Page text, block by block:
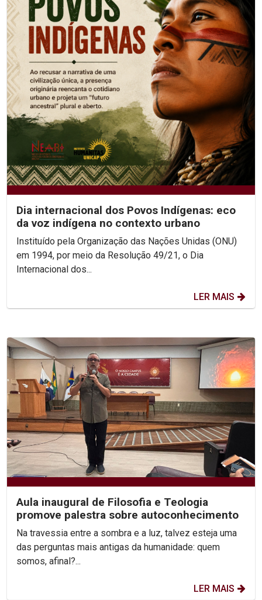
Dia internacional dos Povos Indígenas: eco
da voz indígena no contexto urbano
Instituído pela Organização das Nações Unidas (ONU)
em 1994, por meio da Resolução 49/21, o Dia
Internacional dos...
LER MAIS
Aula inaugural de Filosofia e Teologia
promove palestra sobre autoconhecimento
Na travessia entre a sombra e a luz, talvez esteja uma
das perguntas mais antigas da humanidade: quem
somos, afinal?...
LER MAIS